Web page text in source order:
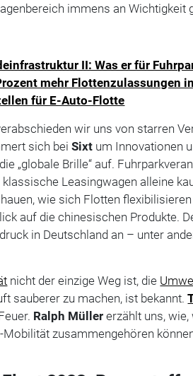
immens an Wichtigkeit
II: Was er für
mehr Flottenzulassungen
für E-Auto-Flotte
wir uns von starren
sich beiSixt um Innovationen
„globale Brille“ auf.
Leasingwagen alleine
wie sich Flotten
auf die chinesischen Produkte.
in Deutschland an – unter
nicht der einzige Weg ist, die
sauberer zu machen, ist bekannt.
Ralph Müller erzählt uns,
Mobilität zusammengehören